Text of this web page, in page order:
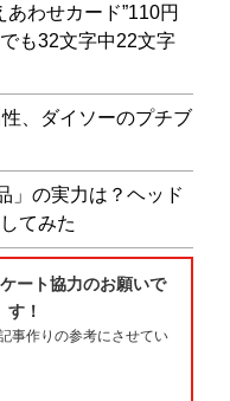
わせカード”110円
も32文字中22文字
、ダイソーのプチブ
」の実力は？ヘッド
てみた